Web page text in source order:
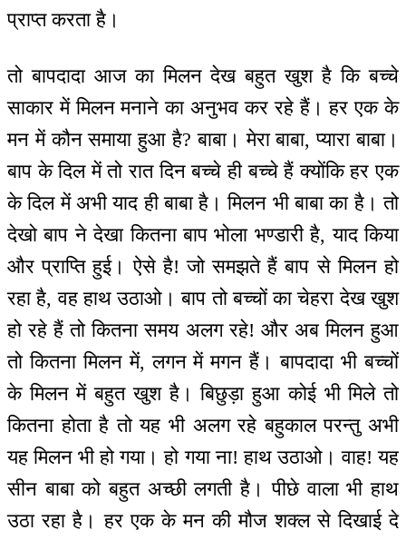
प्राप्त करता है।
तो बापदादा आज का मिलन देख बहुत खुश है कि बच्चे
साकार में मिलन मनाने का अनुभव कर रहे हैं। हर एक के
मन में कौन समाया हुआ है? बाबा। मेरा बाबा, प्यारा बाबा।
बाप के दिल में तो रात दिन बच्चे ही बच्चे हैं क्योंकि हर एक
के दिल में अभी याद ही बाबा है। मिलन भी बाबा का है। तो
देखो बाप ने देखा कितना बाप भोला भण्डारी है, याद किया
और प्राप्ति हुई। ऐसे है! जो समझते हैं बाप से मिलन हो
रहा है, वह हाथ उठाओ। बाप तो बच्चों का चेहरा देख खुश
हो रहे हैं तो कितना समय अलग रहे! और अब मिलन हुआ
तो कितना मिलन में, लगन में मगन हैं। बापदादा भी बच्चों
के मिलन में बहुत खुश है। बिछुड़ा हुआ कोई भी मिले तो
कितना होता है तो यह भी अलग रहे बहुकाल परन्तु अभी
यह मिलन भी हो गया। हो गया ना! हाथ उठाओ। वाह! यह
सीन बाबा को बहुत अच्छी लगती है। पीछे वाला भी हाथ
उठा रहा है। हर एक के मन की मौज शक्ल से दिखाई दे